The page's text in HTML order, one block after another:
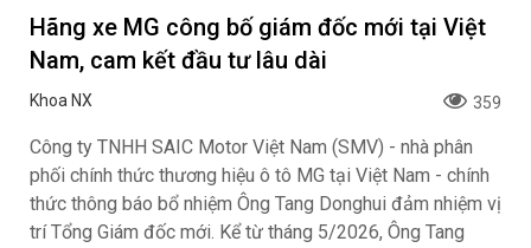
Hãng xe MG công bố giám đốc mới tại Việt
Nam, cam kết đầu tư lâu dài
Khoa NX 359
Công ty TNHH SAIC Motor Việt Nam (SMV) - nhà phân
phối chính thức thương hiệu ô tô MG tại Việt Nam - chính
thức thông báo bổ nhiệm Ông Tang Donghui đảm nhiệm vị
trí Tổng Giám đốc mới. Kể từ tháng 5/2026, Ông Tang